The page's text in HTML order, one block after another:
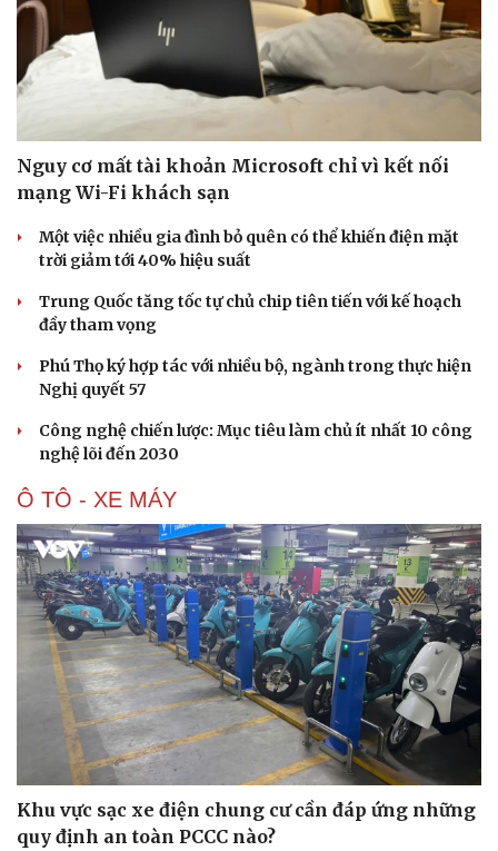
Văn hóa
Văn học
Âm nhạc
Thời trang
Nguy cơ mất tài khoản Microsoft chỉ vì kết nối
mạng Wi-Fi khách sạn
Một việc nhiều gia đình bỏ quên có thể khiến điện mặt
trời giảm tới 40% hiệu suất
Trung Quốc tăng tốc tự chủ chip tiên tiến với kế hoạch
đầy tham vọng
Phú Thọ ký hợp tác với nhiều bộ, ngành trong thực hiện
Nghị quyết 57
Công nghệ chiến lược: Mục tiêu làm chủ ít nhất 10 công
nghệ lõi đến 2030
Ô TÔ - XE MÁY
Khu vực sạc xe điện chung cư cần đáp ứng những
quy định an toàn PCCC nào?